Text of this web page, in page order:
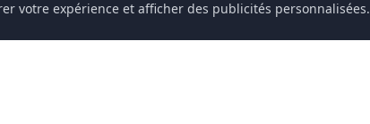
votre expérience et afficher des publicités personnalisées.